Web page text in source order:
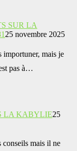
SUR LA
25 novembre 2025
mais je
pas à…
LA KABYLIE25
conseils mais il ne